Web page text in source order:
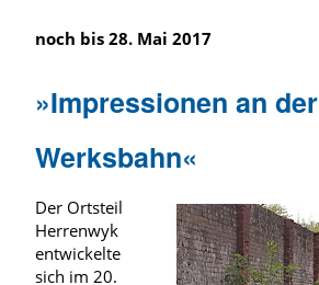
noch bis 28. Mai 2017
»Impressionen an der
Werksbahn«
Der Ortsteil
Herrenwyk
entwickelte
sich im 20.